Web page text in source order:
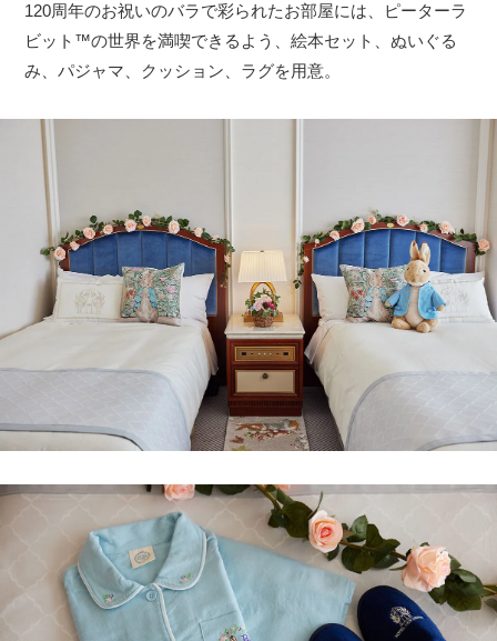
120周年のお祝いのバラで彩られたお部屋には、ピーターラ
ビット™の世界を満喫できるよう、絵本セット、ぬいぐる
み、パジャマ、クッション、ラグを用意。